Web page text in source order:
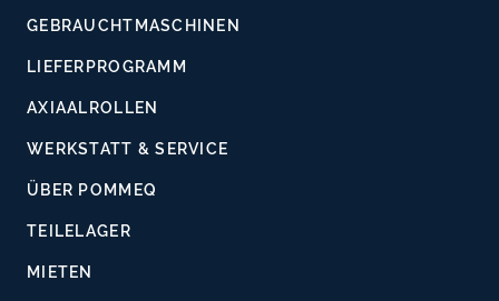
GEBRAUCHTMASCHINEN
LIEFERPROGRAMM
AXIAALROLLEN
WERKSTATT & SERVICE
ÜBER POMMEQ
TEILELAGER
MIETEN